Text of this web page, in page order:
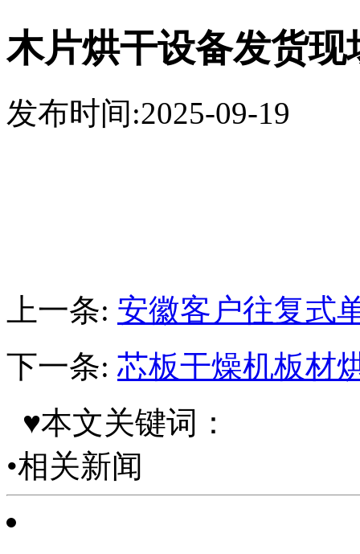
木片烘干设备发货现
发布时间:2025-09-19
上一条: 安徽客户往复式
下一条: 芯板干燥机板材
♥本文关键词：
•相关新闻